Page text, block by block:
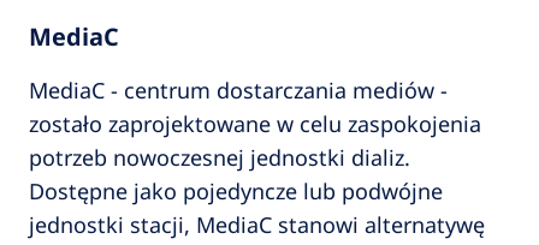
MediaC
MediaC - centrum dostarczania mediów -
zostało zaprojektowane w celu zaspokojenia
potrzeb nowoczesnej jednostki dializ.
Dostępne jako pojedyncze lub podwójne
jednostki stacji, MediaC stanowi alternatywę